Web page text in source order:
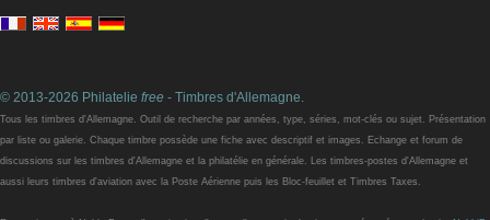
© 2013-2026 Philatelie free - Timbres d'Allemagne.
Tous les timbres d'Allemagne. Outil de recherche par années, type, séries, mot-clés ou sujet. Présentation
par liste ou galerie. Chaque timbre possède une fiche avec descriptif et images. Echange et forum de
discussions sur les timbres d'Allemagne et la philatélie en générale. Les timbres-postes d'Allemagne et
aussi leurs timbres d'aviation avec la Poste Aérienne puis les Bloc-feuillet et Timbres Taxes.